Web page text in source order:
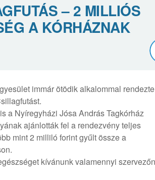
– 2 MILLIÓS
A KÓRHÁZNAK
immár ötödik alkalommal
a Nyíregyházi Jósa András Tagkórház
ajánlották fel a rendezvény teljes
mint 2 milliló forint gyűlt össze a
kívánunk valamennyi